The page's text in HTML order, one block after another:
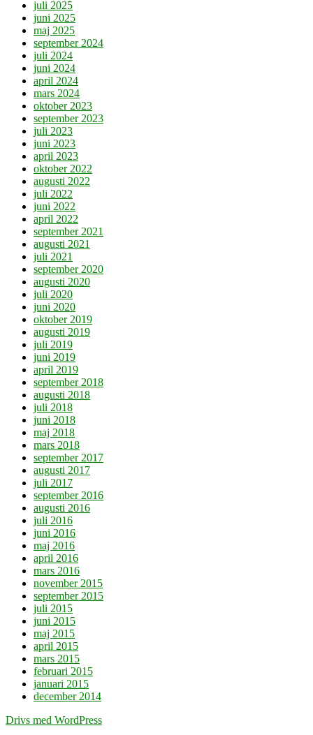
juli 2025
juni 2025
maj 2025
september 2024
juli 2024
juni 2024
april 2024
mars 2024
oktober 2023
september 2023
juli 2023
juni 2023
april 2023
oktober 2022
augusti 2022
juli 2022
juni 2022
april 2022
september 2021
augusti 2021
juli 2021
september 2020
augusti 2020
juli 2020
juni 2020
oktober 2019
augusti 2019
juli 2019
juni 2019
april 2019
september 2018
augusti 2018
juli 2018
juni 2018
maj 2018
mars 2018
september 2017
augusti 2017
juli 2017
september 2016
augusti 2016
juli 2016
juni 2016
maj 2016
april 2016
mars 2016
november 2015
september 2015
juli 2015
juni 2015
maj 2015
april 2015
mars 2015
februari 2015
januari 2015
december 2014
Drivs med WordPress